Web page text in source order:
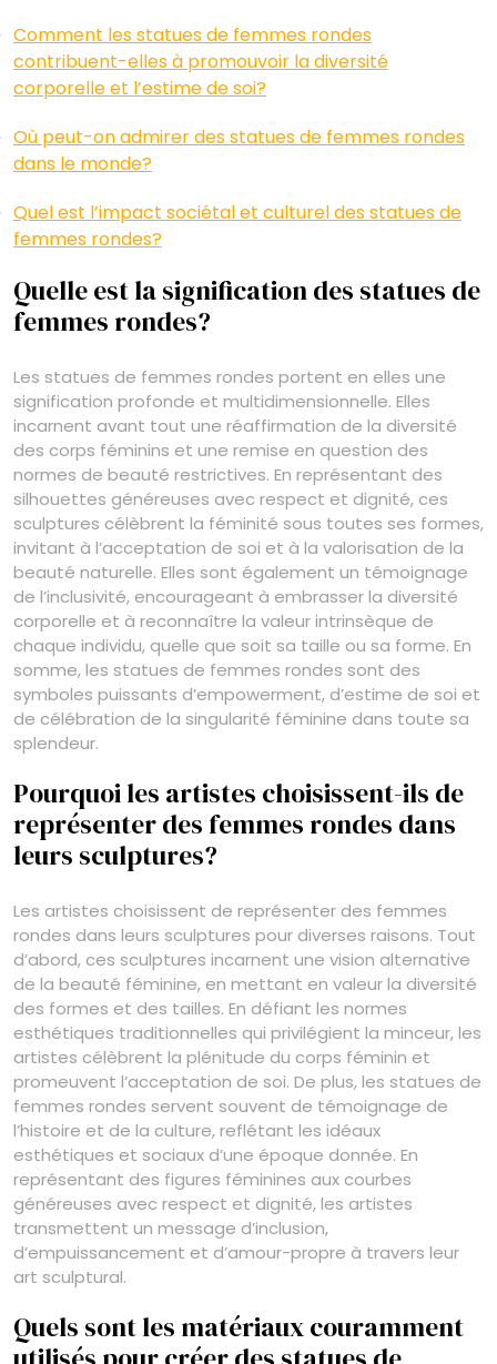
Comment les statues de femmes rondes
contribuent-elles à promouvoir la diversité
corporelle et l’estime de soi?
Où peut-on admirer des statues de femmes rondes
dans le monde?
Quel est l’impact sociétal et culturel des statues de
femmes rondes?
Quelle est la signification des statues de
femmes rondes?
Les statues de femmes rondes portent en elles une
signification profonde et multidimensionnelle. Elles
incarnent avant tout une réaffirmation de la diversité
des corps féminins et une remise en question des
normes de beauté restrictives. En représentant des
silhouettes généreuses avec respect et dignité, ces
sculptures célèbrent la féminité sous toutes ses formes,
invitant à l’acceptation de soi et à la valorisation de la
beauté naturelle. Elles sont également un témoignage
de l’inclusivité, encourageant à embrasser la diversité
corporelle et à reconnaître la valeur intrinsèque de
chaque individu, quelle que soit sa taille ou sa forme. En
somme, les statues de femmes rondes sont des
symboles puissants d’empowerment, d’estime de soi et
de célébration de la singularité féminine dans toute sa
splendeur.
Pourquoi les artistes choisissent-ils de
représenter des femmes rondes dans
leurs sculptures?
Les artistes choisissent de représenter des femmes
rondes dans leurs sculptures pour diverses raisons. Tout
d’abord, ces sculptures incarnent une vision alternative
de la beauté féminine, en mettant en valeur la diversité
des formes et des tailles. En défiant les normes
esthétiques traditionnelles qui privilégient la minceur, les
artistes célèbrent la plénitude du corps féminin et
promeuvent l’acceptation de soi. De plus, les statues de
femmes rondes servent souvent de témoignage de
l’histoire et de la culture, reflétant les idéaux
esthétiques et sociaux d’une époque donnée. En
représentant des figures féminines aux courbes
généreuses avec respect et dignité, les artistes
transmettent un message d’inclusion,
d’empuissancement et d’amour-propre à travers leur
art sculptural.
Quels sont les matériaux couramment